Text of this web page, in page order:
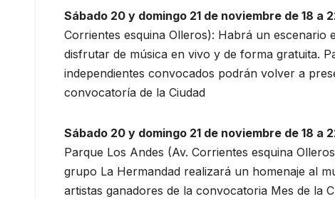
Sábado 20 y domingo 21 de noviembre de 18 a
Corrientes esquina Olleros): Habrá un escenario
disfrutar de música en vivo y de forma gratuita.
independientes convocados podrán volver a
convocatoría de la Ciudad
Sábado 20 y domingo 21 de noviembre de 18 a
Parque Los Andes (Av. Corrientes esquina
grupo La Hermandad realizará un homenaje al
artistas ganadores de la convocatoria Mes de la